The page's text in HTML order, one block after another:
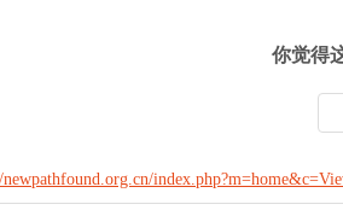
你觉得
newpathfound.org.cn/